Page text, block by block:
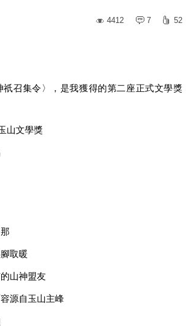
4412
7 52
召集令〉，是我獲得的第二座正式文學獎
山文學獎
取暖
山神盟友
源自玉山主峰